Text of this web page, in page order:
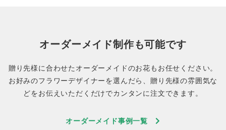
オーダーメイド制作も可能です
贈り先様に合わせたオーダーメイドのお花もお任せください。
お好みのフラワーデザイナーを選んだら、贈り先様の雰囲気な
どをお伝えいただくだけでカンタンに注文できます。
オーダーメイド事例一覧